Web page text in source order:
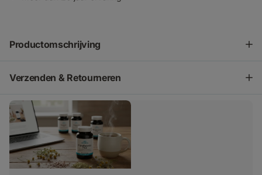
Productomschrijving
Verzenden & Retourneren